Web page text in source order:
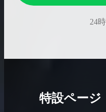
24
特設ページ